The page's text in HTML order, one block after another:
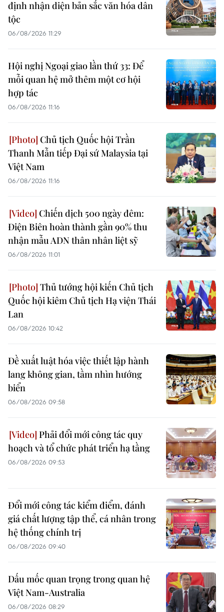
định nhận diện bản sắc văn hóa dân
tộc
06/08/2026 11:29
Hội nghị Ngoại giao lần thứ 33: Để
mỗi quan hệ mở thêm một cơ hội
hợp tác
06/08/2026 11:16
Chủ tịch Quốc hội Trần
Thanh Mẫn tiếp Đại sứ Malaysia tại
Việt Nam
06/08/2026 11:16
Chiến dịch 500 ngày đêm:
Điện Biên hoàn thành gần 90% thu
nhận mẫu ADN thân nhân liệt sỹ
06/08/2026 11:01
Thủ tướng hội kiến Chủ tịch
Quốc hội kiêm Chủ tịch Hạ viện Thái
Lan
06/08/2026 10:42
Đề xuất luật hóa việc thiết lập hành
lang không gian, tầm nhìn hướng
biển
06/08/2026 09:58
Phải đổi mới công tác quy
hoạch và tổ chức phát triển hạ tầng
06/08/2026 09:53
Đổi mới công tác kiểm điểm, đánh
giá chất lượng tập thể, cá nhân trong
hệ thống chính trị
06/08/2026 09:40
Dấu mốc quan trọng trong quan hệ
Việt Nam-Australia
06/08/2026 08:29